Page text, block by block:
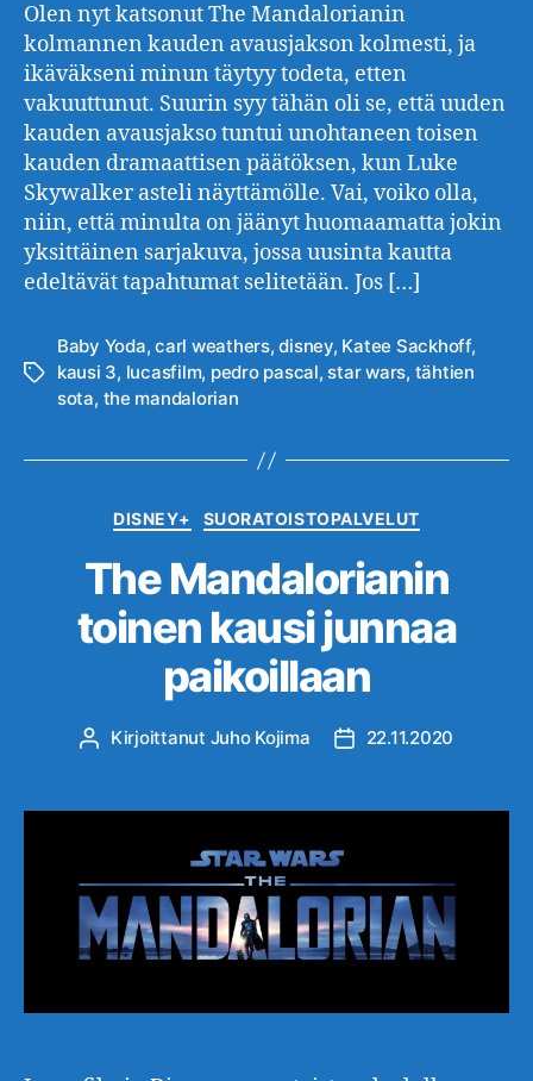
Olen nyt katsonut The Mandalorianin
kolmannen kauden avausjakson kolmesti, ja
ikäväkseni minun täytyy todeta, etten
vakuuttunut. Suurin syy tähän oli se, että uuden
kauden avausjakso tuntui unohtaneen toisen
kauden dramaattisen päätöksen, kun Luke
Skywalker asteli näyttämölle. Vai, voiko olla,
niin, että minulta on jäänyt huomaamatta jokin
yksittäinen sarjakuva, jossa uusinta kautta
edeltävät tapahtumat selitetään. Jos […]
Avainsanat
Baby Yoda,carl weathers,disney, Katee Sackhoff,
kausi 3, lucasfilm, pedro pascal, star wars, tähtien
sota, the mandalorian
Kategoriat
DISNEY+ SUORATOISTOPALVELUT
The Mandalorianin
toinen kausi junnaa
paikoillaan
Kirjoittaja
Kirjoittanut Juho Kojima Julkaisupäivämäärä
22.11.2020